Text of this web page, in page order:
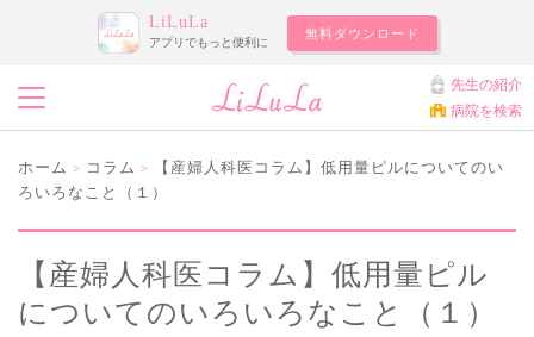
LiLuLa
アプリでもっと便利に
無料ダウンロード
先生の紹介
病院を検索
ホーム > コラム >
【産婦人科医コラム】低用量ピルについてのい
ろいろなこと（１）
【産婦人科医コラム】低用量ピル
についてのいろいろなこと（１）